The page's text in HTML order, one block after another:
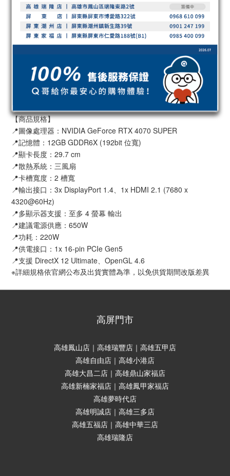
【商品規格】
📍圖像處理器：NVIDIA GeForce RTX 4070 SUPER
📍記憶體：12GB GDDR6X (192bit 位寬)
📍顯卡長度：29.7 cm
📍散熱系統：三風扇
📍卡槽寬度：2 槽寬
📍輸出接口：3x DisplayPort 1.4、1x HDMI 2.1 (7680 x
4320@60Hz)
📍多顯示器支援：至多 4 螢幕 輸出
📍建議電源供應：650W
📍功耗：220W
📍供電接口：1x 16-pin PCIe Gen5
📍支援 DirectX 12 Ultimate、OpenGL 4.6
※詳細規格依官網公布及出貨實體為準，以免供貨期間改版差異
高屏門市
高雄鳳山店｜高雄瑞豐店｜高雄五甲店
高雄自由店｜高雄小港店
高雄大昌二店｜高雄鼎山家福店
高雄新楠家福店｜高雄鳳甲家福店
高雄夢時代店
高雄明誠店｜高雄三多店
高雄五福店｜高雄中華三店
高雄瑞隆店